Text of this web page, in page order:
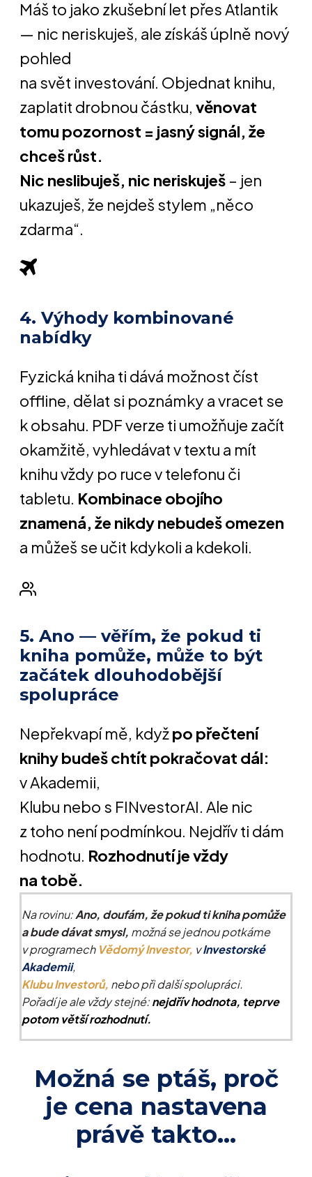
Máš to jako zkušební let přes Atlantik
— nic neriskuješ, ale získáš úplně nový
pohled
na svět investování. Objednat knihu,
zaplatit drobnou částku, věnovat
tomu pozornost = jasný signál, že
chceš růst.
Nic neslibuješ, nic neriskuješ – jen
ukazuješ, že nejdeš stylem „něco
zdarma“.
4. Výhody kombinované
nabídky
Fyzická kniha ti dává možnost číst
offline, dělat si poznámky a vracet se
k obsahu. PDF verze ti umožňuje začít
okamžitě, vyhledávat v textu a mít
knihu vždy po ruce v telefonu či
tabletu. Kombinace obojího
znamená, že nikdy nebudeš omezen
a můžeš se učit kdykoli a kdekoli.
5. Ano — věřím, že pokud ti
kniha pomůže, může to být
začátek dlouhodobější
spolupráce
Nepřekvapí mě, kdyžpo přečtení
knihy budeš chtít pokračovat dál:
v Akademii,
Klubu nebo s FINvestorAI. Ale nic
z toho není podmínkou. Nejdřív ti dám
hodnotu. Rozhodnutí je vždy
na tobě.
Na rovinu:Ano, doufám, že pokud ti kniha pomůže
a bude dávat smysl, možná se jednou potkáme
v programech Vědomý Investor, vInvestorské
Akademii,
Klubu Investorů, nebo při další spolupráci.
Pořadí je ale vždy stejné:nejdřív hodnota, teprve
potom větší rozhodnutí.
Možná se ptáš, proč
je cena nastavena
právě takto…